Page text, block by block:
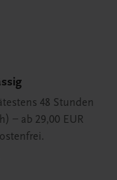
48 Stunden
– ab 29,00 EUR